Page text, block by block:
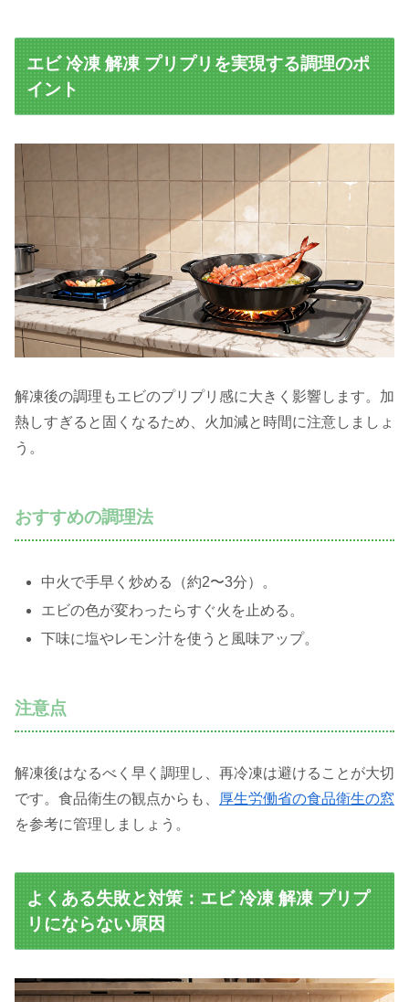
エビ 冷凍 解凍 プリプリを実現する調理のポ
イント
解凍後の調理もエビのプリプリ感に大きく影響します。加
熱しすぎると固くなるため、火加減と時間に注意しましょ
う。
おすすめの調理法
中火で手早く炒める（約2〜3分）。
エビの色が変わったらすぐ火を止める。
下味に塩やレモン汁を使うと風味アップ。
注意点
解凍後はなるべく早く調理し、再冷凍は避けることが大切
です。食品衛生の観点からも、
厚生労働省の食品衛生の窓
を参考に管理しましょう。
よくある失敗と対策：エビ 冷凍 解凍 プリプ
リにならない原因